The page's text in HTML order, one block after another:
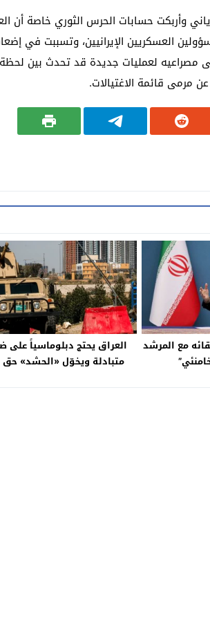
وأربكت حسابات الحرس الثوري خاصة أن
العسكريين الإيرانيين، وتسببت في
مصراعيه لعمليات جديدة قد تحدث بين لحظة
مرمى قائمة الاغتيالات.
مع المرشد
العراق يحتج دبلوماسياً على
متبادلة ويخوّل «الحشد» حق